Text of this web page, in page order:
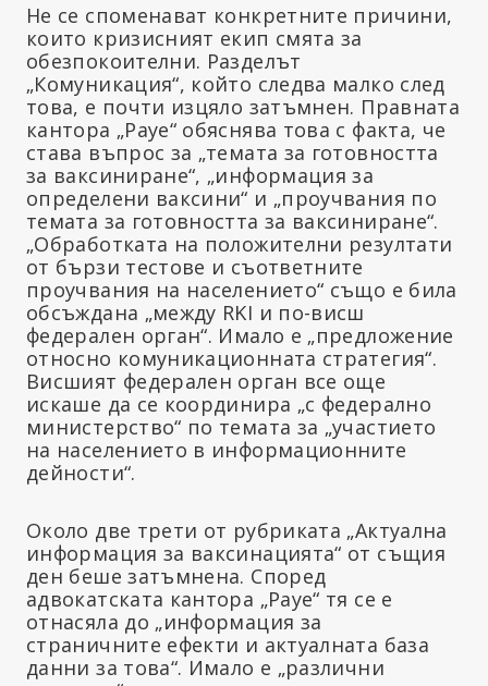
Не се споменават конкретните причини,
които кризисният екип смята за
обезпокоителни. Разделът
„Комуникация“, който следва малко след
това, е почти изцяло затъмнен. Правната
кантора „Рауе“ обяснява това с факта, че
става въпрос за „темата за готовността
за ваксиниране“, „информация за
определени ваксини“ и „проучвания по
темата за готовността за ваксиниране“.
„Обработката на положителни резултати
от бързи тестове и съответните
проучвания на населението“ също е била
обсъждана „между RKI и по-висш
федерален орган“. Имало е „предложение
относно комуникационната стратегия“.
Висшият федерален орган все още
искаше да се координира „с федерално
министерство“ по темата за „участието
на населението в информационните
дейности“.
Около две трети от рубриката „Актуална
информация за ваксинацията“ от същия
ден беше затъмнена. Според
адвокатската кантора „Рауе“ тя се е
отнасяла до „информация за
страничните ефекти и актуалната база
данни за това“. Имало е „различни